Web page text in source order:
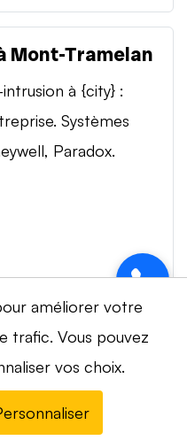
Mont-Tramelan
à {city} :
Systèmes
Paradox.
Tramelan
vidéosurveillance à
smartphone,
améliorer votre
trafic. Vous pouvez
vos choix.